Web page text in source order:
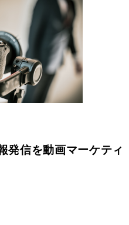
発信を動画マーケティ